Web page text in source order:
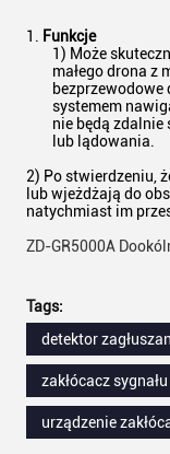
Funkcje
1) Może
małego drona z
systemem
nie będą
lub lądowania.
2) Po stwierdzeniu,
lub wjeżdżają do
natychmiast im
ZD-GR5000A
Tags:
detektor
zakłócacz
urządzenie